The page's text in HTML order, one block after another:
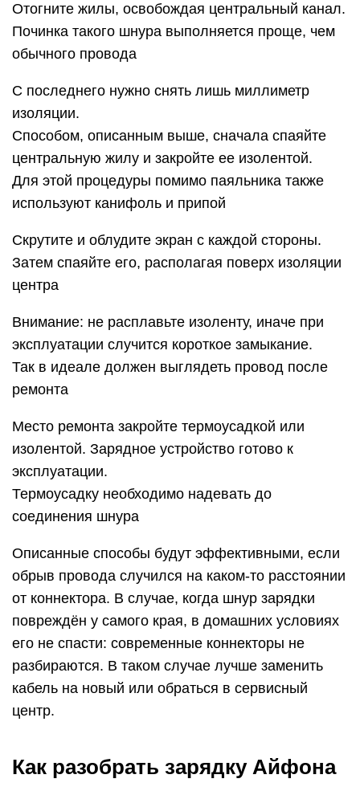
Отогните жилы, освобождая центральный канал.
Починка такого шнура выполняется проще, чем
обычного провода
С последнего нужно снять лишь миллиметр
изоляции.
Способом, описанным выше, сначала спаяйте
центральную жилу и закройте ее изолентой.
Для этой процедуры помимо паяльника также
используют канифоль и припой
Скрутите и облудите экран с каждой стороны.
Затем спаяйте его, располагая поверх изоляции
центра
Внимание: не расплавьте изоленту, иначе при
эксплуатации случится короткое замыкание.
Так в идеале должен выглядеть провод после
ремонта
Место ремонта закройте термоусадкой или
изолентой. Зарядное устройство готово к
эксплуатации.
Термоусадку необходимо надевать до
соединения шнура
Описанные способы будут эффективными, если
обрыв провода случился на каком-то расстоянии
от коннектора. В случае, когда шнур зарядки
повреждён у самого края, в домашних условиях
его не спасти: современные коннекторы не
разбираются. В таком случае лучше заменить
кабель на новый или обраться в сервисный
центр.
Как разобрать зарядку Айфона